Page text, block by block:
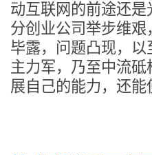
动互联网的前途还是
分创业公司举步维
毕露，问题凸现，
主力军，乃至中流
展自己的能力，还